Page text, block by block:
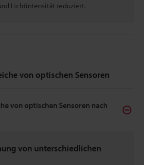
Lichtintensität reduziert.
von optischen Sensoren
von optischen Sensoren nach
von unterschiedlichen